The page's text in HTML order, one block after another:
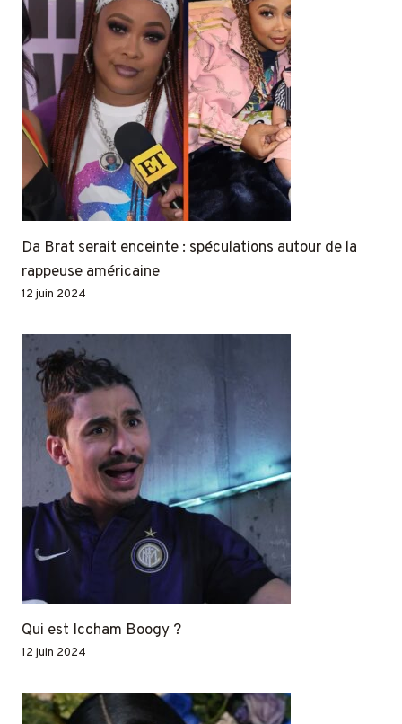
Da Brat serait enceinte : spéculations autour de la
rappeuse américaine
12 juin 2024
Qui est Iccham Boogy ?
12 juin 2024